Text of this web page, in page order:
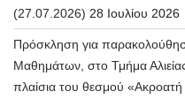
(27.07.2026) 28 Ιουλίου 2026
Πρόσκληση για
Μαθημάτων, στο Τμήμα
πλαίσια του θεσμού